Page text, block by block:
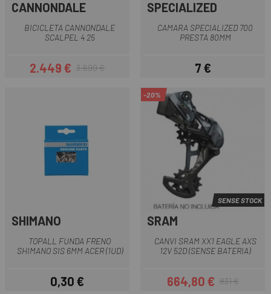
CANNONDALE
BICICLETA CANNONDALE
SCALPEL 4 25
Preu
2.449 €Preu regular
3.699 €
SPECIALIZED
CAMARA SPECIALIZED 700
PRESTA 80MM
Preu
7 €
SHIMANO
TOPALL FUNDA FRENO
SHIMANO SIS 6MM ACER (1UD)
Preu
0,30 €
-20%
SENSE STOCK
SRAM
CANVI SRAM XX1 EAGLE AXS
12V 52D (SENSE BATERIA)
Preu
664,80 €Preu regular
831 €